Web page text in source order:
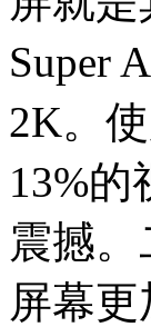
Super
2K。
13%
震撼
屏幕